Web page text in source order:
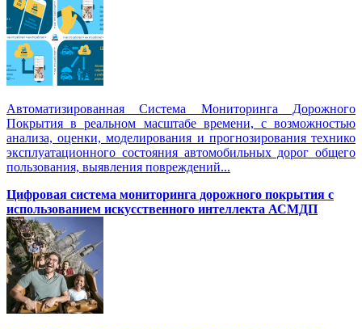
Автоматизированная Система Мониторинга Дорожного
Покрытия в реальном масштабе времени, с возможностью
анализа, оценки, моделирования и прогнозирования технико
эксплуатационного состояния автомобильных дорог общего
пользования, выявления повреждений...
Цифровая система мониторинга дорожного покрытия с
использованием искусственного интеллекта АСМДП